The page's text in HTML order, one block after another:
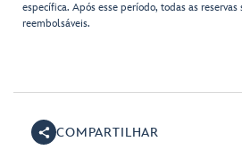
específica. Após esse período, todas as reservas
reembolsáveis.
COMPARTILHAR